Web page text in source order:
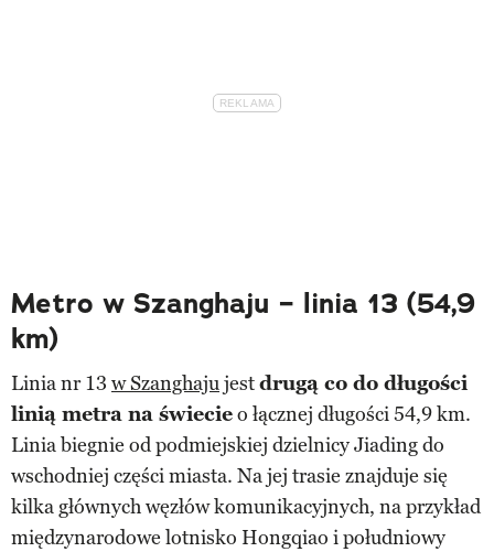
Metro w Szanghaju – linia 13 (54,9
km)
Linia nr 13 w Szanghajujestdrugą co do długości
linią metra na świecieo łącznej długości 54,9 km.
Linia biegnie od podmiejskiej dzielnicy Jiading do
wschodniej części miasta. Na jej trasie znajduje się
kilka głównych węzłów komunikacyjnych, na przykład
międzynarodowe lotnisko Hongqiao i południowy